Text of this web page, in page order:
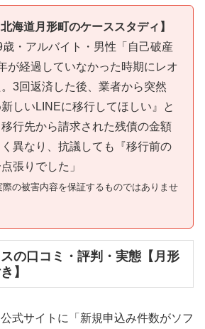
海道月形町のケーススタディ】
・アルバイト・男性「自己破産
が経過していなかった時期にレオ
3回返済した後、業者から突然
新しいLINEに移行してほしい』と
行先から請求された残債の金額
異なり、抗議しても『移行前の
張りでした」
の被害内容を保証するものではありませ
の口コミ・評判・実態【月形
】
式サイトに「新規申込み件数がソフ